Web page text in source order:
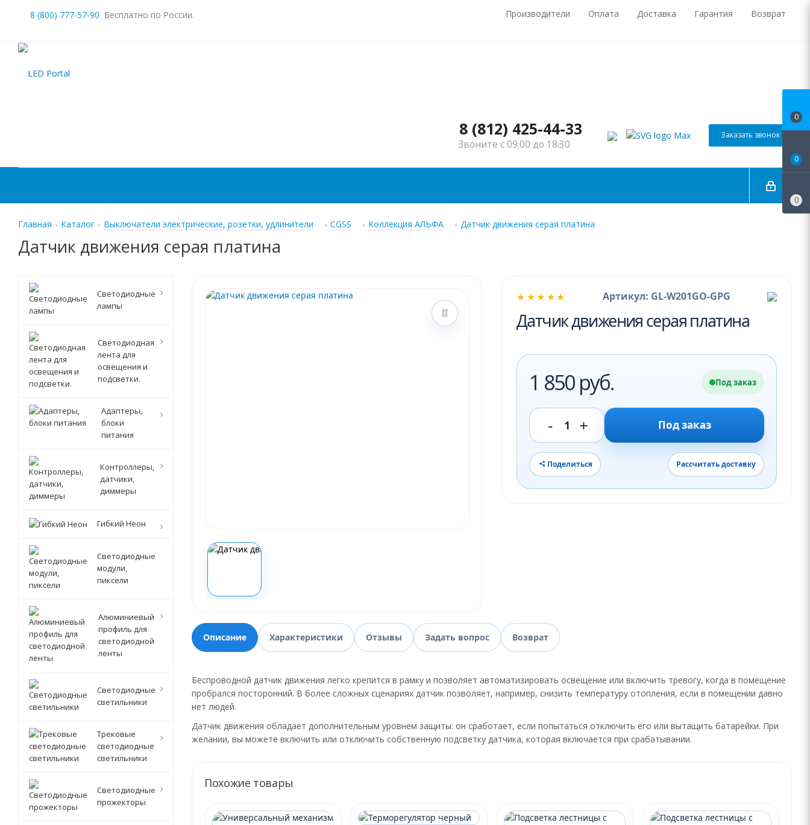
8 (800) 777-57-90 Бесплатно по России. Производители Оплата Доставка Гарантия Возврат
8 (812) 425-44-33
Звоните с 09:00 до 18.30
Заказать звонок
Главная - Каталог - Выключатели электрические, розетки, удлинители - CGSS - Коллекция АЛЬФА - Датчик движения серая платина
Датчик движения серая платина
★★★★★ Артикул: GL-W201GO-GPG
Датчик движения серая платина
1 850 руб. Под заказ
- 1 + Под заказ
Поделиться Рассчитать доставку
Описание Характеристики Отзывы Задать вопрос Возврат
Беспроводной датчик движения легко крепится в рамку и позволяет автоматизировать освещение или включить тревогу, когда в помещение
пробрался посторонний. В более сложных сценариях датчик позволяет, например, снизить температуру отопления, если в помещении давно
нет людей.
Датчик движения обладает дополнительным уровнем защиты: он сработает, если попытаться отключить его или вытащить батарейки. При
желании, вы можете включить или отключить собственную подсветку датчика, которая включается при срабатывании.
Похожие товары
Светодиодные
лампы
Светодиодная
лента для
освещения и
подсветки.
Адаптеры,
блоки
питания
Контроллеры,
датчики,
диммеры
Гибкий Неон
Светодиодные
модули,
пиксели
Алюминиевый
профиль для
светодиодной
ленты
Светодиодные
светильники
Трековые
светодиодные
светильники
Светодиодные
прожекторы
0
0
0